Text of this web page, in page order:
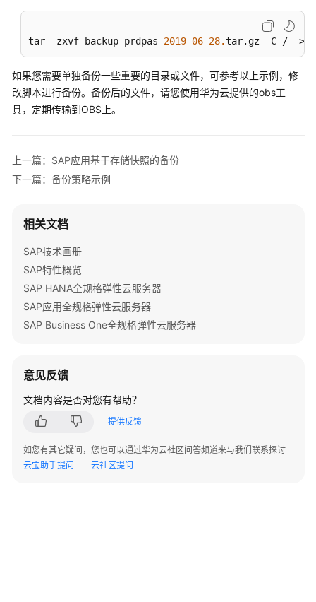
概
述
用
备
恢
方
案
概
用
基
于
存
储
快
tar -zxvf backup-prdpas-2019-06-28.tar.gz -C /
如果您需要单独备份一些重要的目录或文件，可参考以上示例，修
改脚本进行备份。备份后的文件，请您使用华为云提供的obs工
具，定期传输到OBS上。
上一篇：SAP应用基于存储快照的备份
下一篇：备份策略示例
相关文档
SAP技术画册
SAP特性概览
SAP HANA全规格弹性云服务器
SAP应用全规格弹性云服务器
SAP Business One全规格弹性云服务器
意见反馈
文档内容是否对您有帮助？
提供反馈
如您有其它疑问，您也可以通过华为云社区问答频道来与我们联系探讨
云宝助手提问
云社区提问